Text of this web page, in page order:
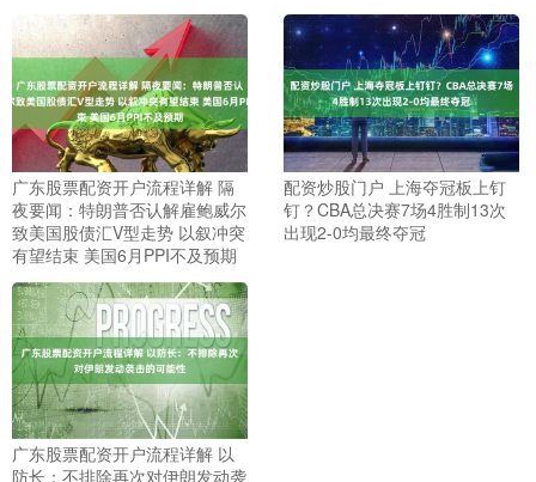
广东股票配资开户流程详解 隔
夜要闻：特朗普否认解雇鲍威尔
致美国股债汇V型走势 以叙冲突
有望结束 美国6月PPI不及预期
配资炒股门户 上海夺冠板上钉
钉？CBA总决赛7场4胜制13次
出现2-0均最终夺冠
广东股票配资开户流程详解 以
防长：不排除再次对伊朗发动袭